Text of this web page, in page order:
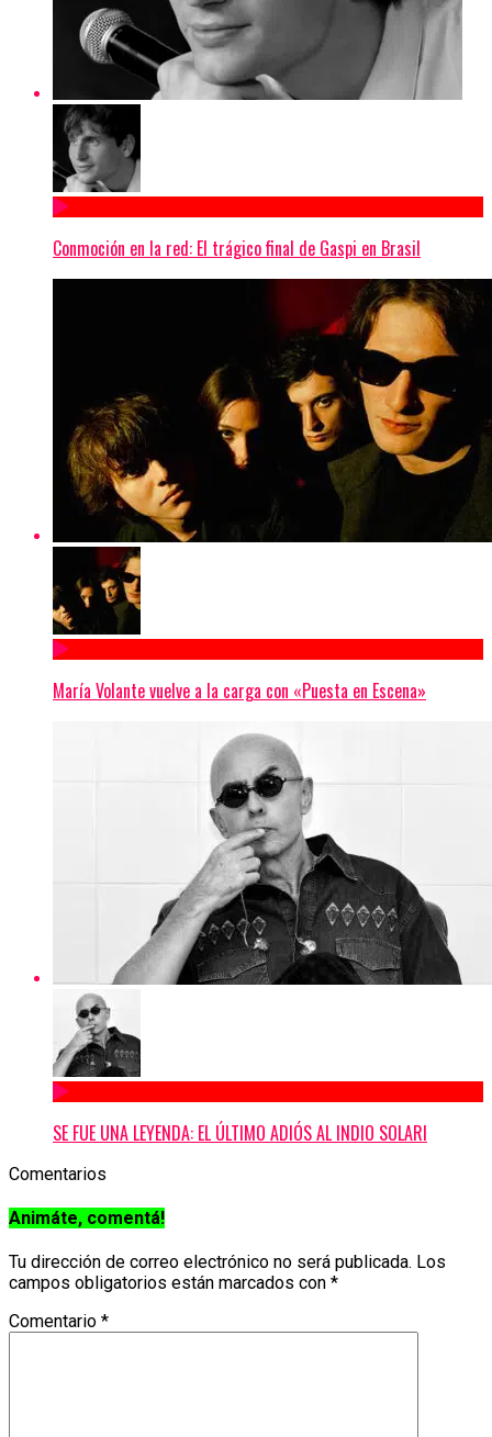
Conmoción en la red: El trágico final de Gaspi en Brasil
María Volante vuelve a la carga con «Puesta en Escena»
SE FUE UNA LEYENDA: EL ÚLTIMO ADIÓS AL INDIO SOLARI
Comentarios
Animáte, comentá!
Tu dirección de correo electrónico no será publicada. Los
campos obligatorios están marcados con *
Comentario *